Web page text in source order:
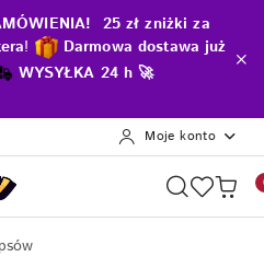
25 zł zniżki za
! Darmowa dostawa już
WYSYŁKA 24 h 🚀
Moje konto